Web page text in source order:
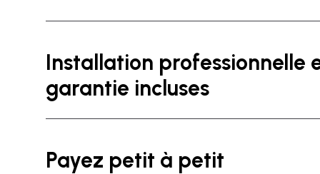
Installation professionnelle
garantie incluses
Payez petit à petit